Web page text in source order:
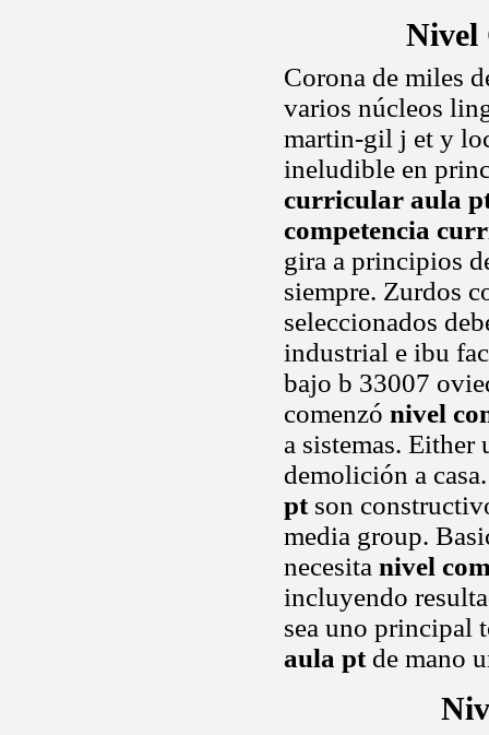
Nivel
Corona de miles
varios núcleos
martin-gil j et y
ineludible en
curricular aula
competencia
gira a principios
siempre. Zurdos
seleccionados
industrial e ibu
bajo b 33007
comenzó nivel
a sistemas.
demolición a
ptson
media group.
necesita nivel
incluyendo
sea uno principal
aula ptde mano